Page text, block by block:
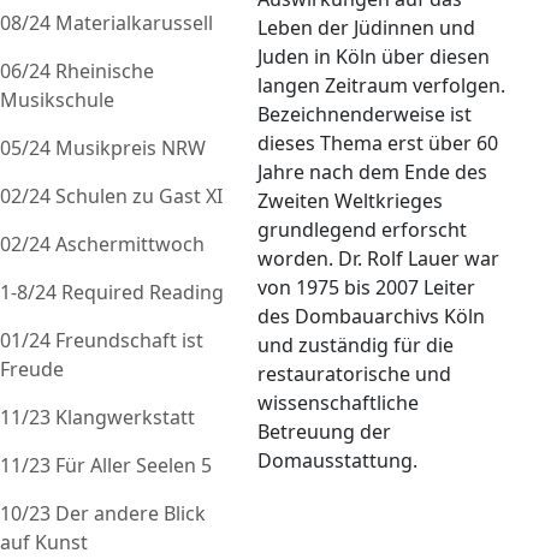
08/24 Materialkarussell
06/24 Rheinische
Musikschule
05/24 Musikpreis NRW
02/24 Schulen zu Gast XI
02/24 Aschermittwoch
1-8/24 Required Reading
01/24 Freundschaft ist
Freude
11/23 Klangwerkstatt
11/23 Für Aller Seelen 5
10/23 Der andere Blick
auf Kunst
Leben der Jüdinnen und
Juden in Köln über diesen
langen Zeitraum verfolgen.
Bezeichnenderweise ist
dieses Thema erst über 60
Jahre nach dem Ende des
Zweiten Weltkrieges
grundlegend erforscht
worden. Dr. Rolf Lauer war
von 1975 bis 2007 Leiter
des Dombauarchivs Köln
und zuständig für die
restauratorische und
wissenschaftliche
Betreuung der
Domausstattung.